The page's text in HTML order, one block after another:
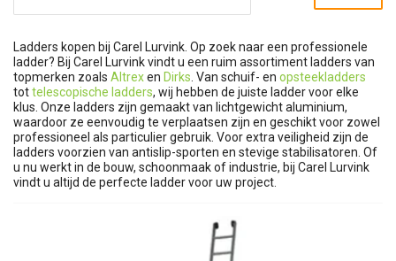
Ladders kopen bij Carel Lurvink. Op zoek naar een professionele
ladder? Bij Carel Lurvink vindt u een ruim assortiment ladders van
topmerken zoals Altrexen Dirks . Van schuif- en opsteekladders
tottelescopische ladders, wij hebben de juiste ladder voor elke
klus. Onze ladders zijn gemaakt van lichtgewicht aluminium,
waardoor ze eenvoudig te verplaatsen zijn en geschikt voor zowel
professioneel als particulier gebruik. Voor extra veiligheid zijn de
ladders voorzien van antislip-sporten en stevige stabilisatoren. Of
u nu werkt in de bouw, schoonmaak of industrie, bij Carel Lurvink
vindt u altijd de perfecte ladder voor uw project.